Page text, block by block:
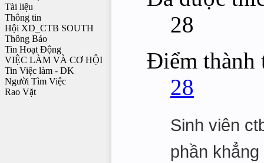
Tài liệu
Thông tin
Hội XD_CTB SOUTH
Thông Báo
Tin Hoạt Động
VIỆC LÀM VÀ CƠ HỘI
Tin Việc làm - DK
Người Tìm Việc
Rao Vặt
28
Điểm thành
28
Sinh viên
phần